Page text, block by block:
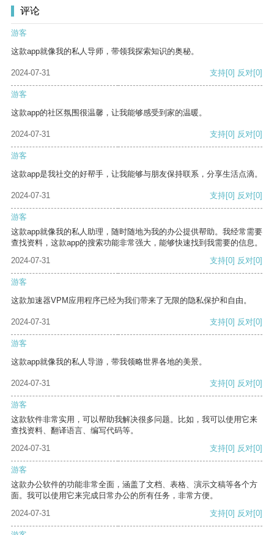
评论
游客
这款app就像我的私人导师，带领我探索知识的奥秘。
2024-07-31 支持[0] 反对[0]
游客
这款app的社区氛围很温馨，让我能够感受到家的温暖。
2024-07-31 支持[0] 反对[0]
游客
这款app是我社交的好帮手，让我能够与朋友保持联系，分享生活点滴。
2024-07-31 支持[0] 反对[0]
游客
这款app就像我的私人助理，随时随地为我的办公提供帮助。我经常需要
查找资料，这款app的搜索功能非常强大，能够快速找到我需要的信息。
2024-07-31
支持[0] 反对[0]
游客
这款加速器VPM应用程序已经为我们带来了无限的隐私保护和自由。
2024-07-31 支持[0] 反对[0]
游客
这款app就像我的私人导游，带我领略世界各地的美景。
2024-07-31 支持[0] 反对[0]
游客
这款软件非常实用，可以帮助我解决很多问题。比如，我可以使用它来
查找资料、翻译语言、编写代码等。
2024-07-31
支持[0] 反对[0]
游客
这款办公软件的功能非常全面，涵盖了文档、表格、演示文稿等各个方
面。我可以使用它来完成日常办公的所有任务，非常方便。
2024-07-31
支持[0] 反对[0]